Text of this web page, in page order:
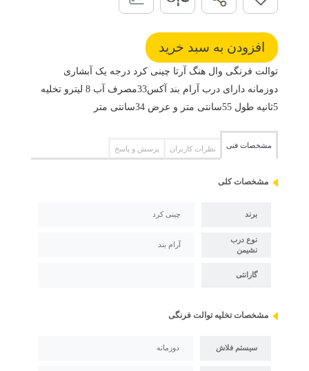
توالت فرنگی وال هنگ آرتا چینی کرد درجه یک آبشاری
دوزمانه دارای درب آرام بند آکس33مصرف آب 8 لیترو تخلیه
5ثانیه طول 55سانتی متر و عرض 34سانتی متر
مشخصات فنی نظرات کاربران پرسش و پاسخ
مشخصات کلی
برند چینی کرد
نوع درب
نشیمن
آرام بند
گارانتی
مشخصات تخلیه توالت فرنگی
سیستم فلاش دوزمانه